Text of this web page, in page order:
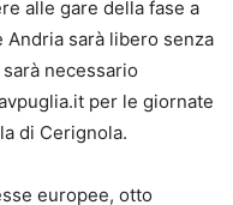
alle gare della fase a
sarà libero senza
necessario
per le giornate
di Cerignola.
europee, otto